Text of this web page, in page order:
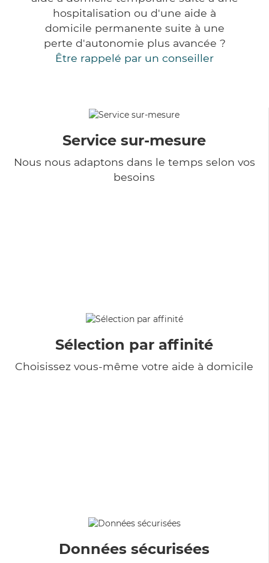
hospitalisation ou d'une aide à
domicile permanente suite à une
perte d'autonomie plus avancée ?
Être rappelé par un conseiller
Service sur-mesure
Nous nous adaptons dans le temps selon vos
besoins
Sélection par affinité
Choisissez vous-même votre aide à domicile
Données sécurisées